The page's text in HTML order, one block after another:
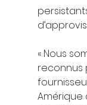
« Nous
reconnus
Amérique